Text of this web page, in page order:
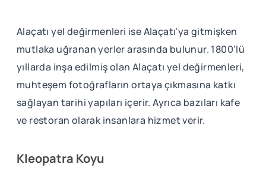
Alaçatı yel değirmenleri ise Alaçatı’ya gitmişken
mutlaka uğranan yerler arasında bulunur. 1800’lü
yıllarda inşa edilmiş olan Alaçatı yel değirmenleri,
muhteşem fotoğrafların ortaya çıkmasına katkı
sağlayan tarihi yapıları içerir. Ayrıca bazıları kafe
ve restoran olarak insanlara hizmet verir.
Kleopatra Koyu